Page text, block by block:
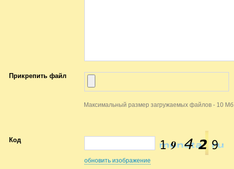
Прикрепить файл
Максимальный размер загружаемых файлов - 10 Мб
Код
обновить изображение